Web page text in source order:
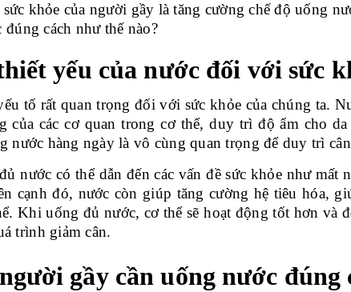
khỏe của người gầy là tăng cường chế độ uống
cách như thế nào?
yếu của nước đối với sức
tố rất quan trọng đối với sức khỏe của chúng ta.
của các cơ quan trong cơ thể, duy trì độ ẩm cho
nước hàng ngày là vô cùng quan trọng để duy trì
nước có thể dẫn đến các vấn đề sức khỏe như mất
cạnh đó, nước còn giúp tăng cường hệ tiêu hóa,
Khi uống đủ nước, cơ thể sẽ hoạt động tốt hơn và
trình giảm cân.
gầy cần uống nước đúng